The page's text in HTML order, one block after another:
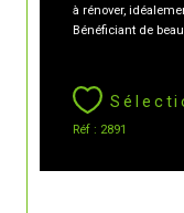
à rénover,
Bénéficiant de
Réf : 2891